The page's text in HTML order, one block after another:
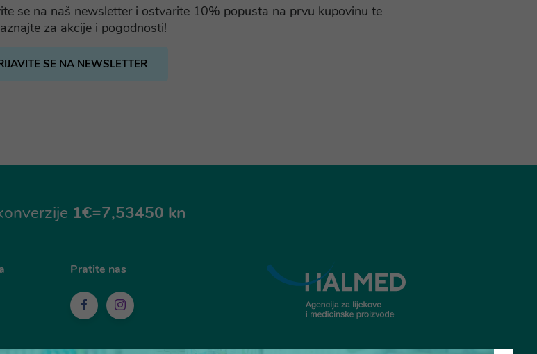
se na naš newsletter i ostvarite 10% popusta na prvu kupovinu te
za akcije i pogodnosti!
SE NA NEWSLETTER
1€=7,53450 kn
Pratite nas